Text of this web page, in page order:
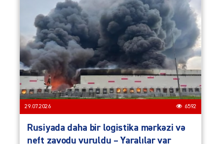
29.07.2026 6592
Rusiyada daha bir logistika mərkəzi və
neft zavodu vuruldu – Yaralılar var